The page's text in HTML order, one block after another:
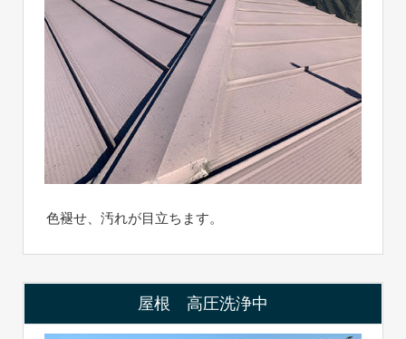
色褪せ、汚れが目立ちます。
屋根 高圧洗浄中